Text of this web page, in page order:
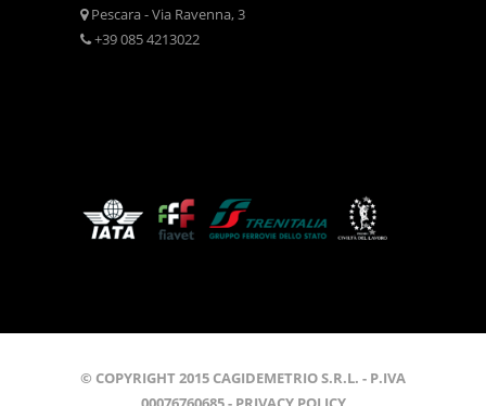
Pescara - Via Ravenna, 3
+39 085 4213022
© COPYRIGHT 2015 CAGIDEMETRIO S.R.L. - P.IVA